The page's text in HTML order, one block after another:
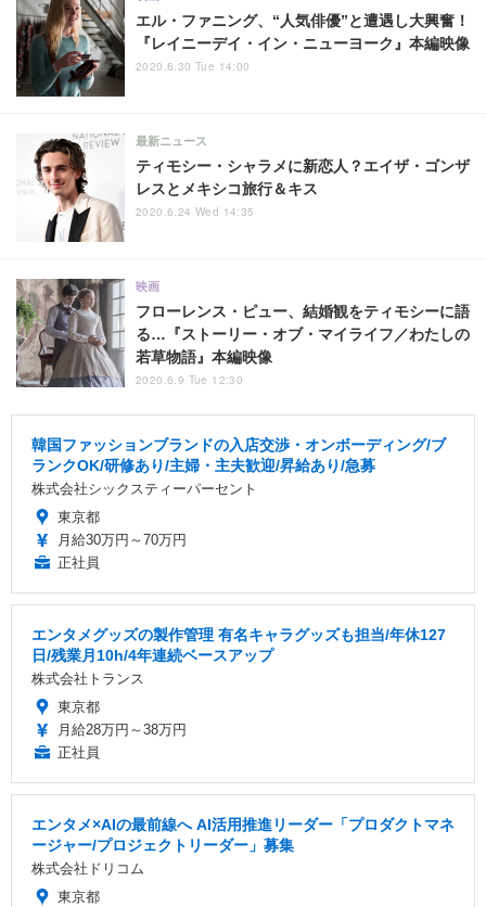
エル・ファニング、“人気俳優”と遭遇し大興奮！
『レイニーデイ・イン・ニューヨーク』本編映像
2020.6.30 Tue 14:00
ティモシー・シャラメに新恋人？エイザ・ゴンザ
レスとメキシコ旅行＆キス
最新ニュース
2020.6.24 Wed 14:35
フローレンス・ピュー、結婚観をティモシーに語
る…『ストーリー・オブ・マイライフ／わたしの
若草物語』本編映像
映画
2020.6.9 Tue 12:30
韓国ファッションブランドの入店交渉・オンボーディング/ブ
ランクOK/研修あり/主婦・主夫歓迎/昇給あり/急募
株式会社シックスティーパーセント
東京都
月給30万円～70万円
正社員
エンタメグッズの製作管理 有名キャラグッズも担当/年休127
日/残業月10h/4年連続ベースアップ
株式会社トランス
東京都
月給28万円～38万円
正社員
エンタメ×AIの最前線へ AI活用推進リーダー「プロダクトマネ
ージャー/プロジェクトリーダー」募集
株式会社ドリコム
東京都